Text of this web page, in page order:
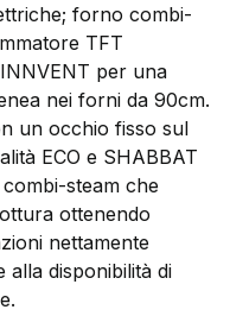
forno combi-
TFT
per una
nei forni da 90cm.
un occhio fisso sul
ECO e SHABBAT
steam che
ottenendo
nettamente
disponibilità di